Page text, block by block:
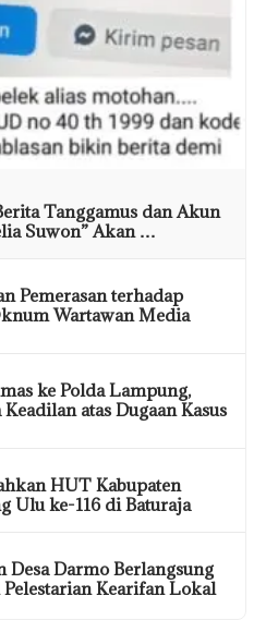
Tanggamus dan Akun
Suwon” Akan …
Pemerasan terhadap
Wartawan Media
ke Polda Lampung,
atas Dugaan Kasus
HUT Kabupaten
Ulu ke-116 di Baturaja
Desa Darmo Berlangsung
Kearifan Lokal